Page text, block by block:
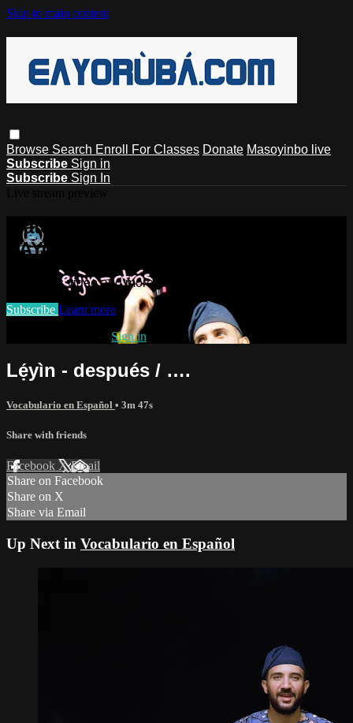
Skip to main content
Browse Search Enroll For Classes Donate Masoyinbo live
Subscribe Sign in
Subscribe Sign In
Watch this video and more on
EAYoruba
Watch this video and more on EAYoruba
Subscribe Learn more
Sign in
Lẹ́yìn - después / ….
Vocabulario en Español • 3m 47s
Share with friends
Facebook XEmail
Share on Facebook
Share on X
Share via Email
Up Next in Vocabulario en Español